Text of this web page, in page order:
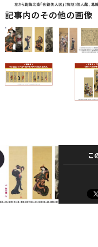
記事内のその他の画像
こ